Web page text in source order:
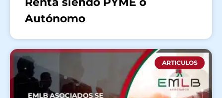
Autónomo
ARTICULOS